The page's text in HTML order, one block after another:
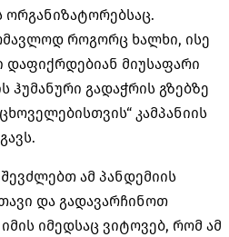
ორგანიზატორებსაც.
როგორც ხალხი, ისე
დაფიქრდებიან მიუსაფარი
გადაჭრის გზებზე
კამპანიის
ამ პანდემიის
და გადავარჩინოთ
იმედსაც ვიტოვებ, რომ ამ